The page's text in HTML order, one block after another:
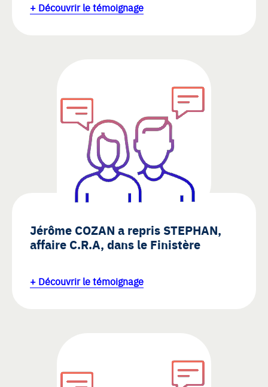
+ Découvrir le témoignage
Jérôme COZAN a repris STEPHAN,
affaire C.R.A, dans le Finistère
+ Découvrir le témoignage